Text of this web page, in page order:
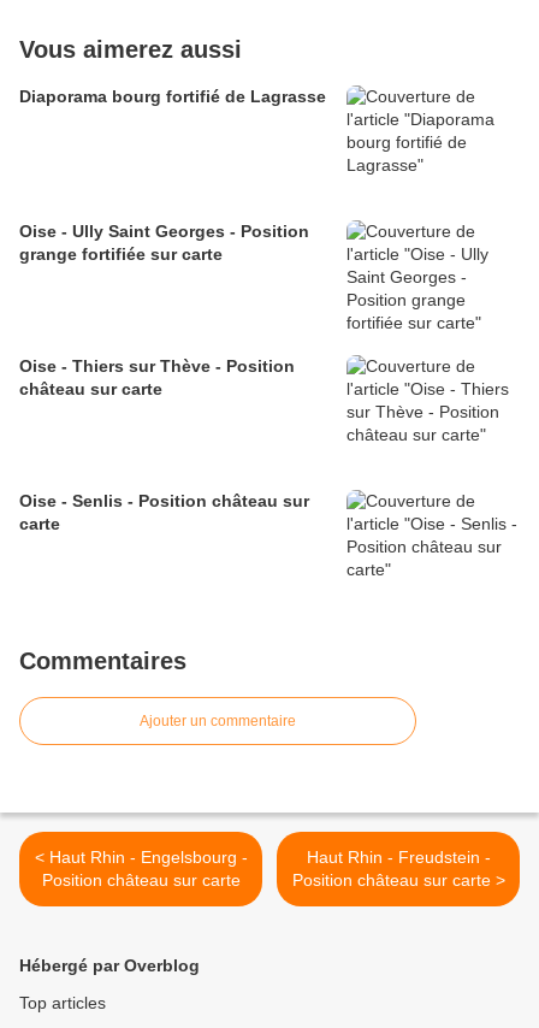
Vous aimerez aussi
Diaporama bourg fortifié de Lagrasse
Oise - Ully Saint Georges - Position
grange fortifiée sur carte
Oise - Thiers sur Thève - Position
château sur carte
Oise - Senlis - Position château sur
carte
Commentaires
Ajouter un commentaire
< Haut Rhin - Engelsbourg -
Position château sur carte
Haut Rhin - Freudstein -
Position château sur carte >
Hébergé par Overblog
Top articles